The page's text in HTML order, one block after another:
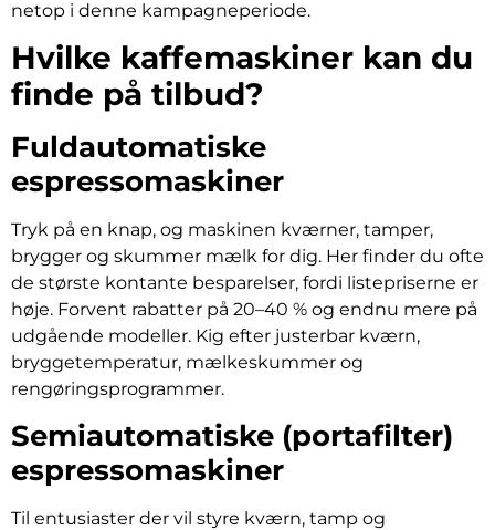
netop i denne kampagneperiode.
Hvilke kaffemaskiner kan du
finde på tilbud?
Fuldautomatiske
espressomaskiner
Tryk på en knap, og maskinen kværner, tamper,
brygger og skummer mælk for dig. Her finder du ofte
de største kontante besparelser, fordi listepriserne er
høje. Forvent rabatter på 20–40 % og endnu mere på
udgående modeller. Kig efter justerbar kværn,
bryggetemperatur, mælkeskummer og
rengøringsprogrammer.
Semiautomatiske (portafilter)
espressomaskiner
Til entusiaster der vil styre kværn, tamp og